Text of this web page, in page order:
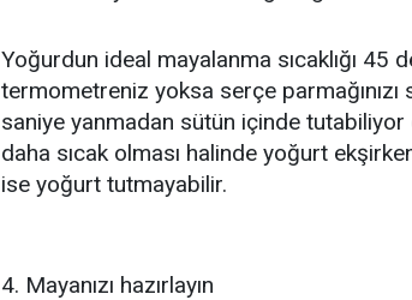
Yoğurdun ideal mayalanma sıcaklığı 45
termometreniz yoksa serçe parmağınızı
saniye yanmadan sütün içinde tutabiliyor
daha sıcak olması halinde yoğurt
ise yoğurt tutmayabilir.
4. Mayanızı hazırlayın